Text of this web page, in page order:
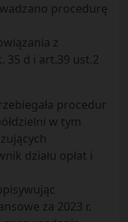
procedurę
z
35 d i art.39 ust.2
procedur
w tym
działu opłat i
za 2023 r.